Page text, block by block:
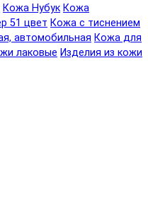
Кожа Нубук Кожа
51 цвет Кожа с тиснением
автомобильная Кожа для
лаковые Изделия из кожи